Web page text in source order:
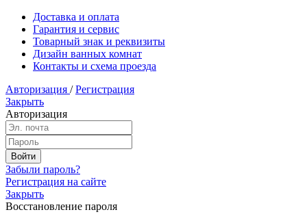
Доставка и оплата
Гарантия и сервис
Товарный знак и реквизиты
Дизайн ванных комнат
Контакты и схема проезда
Авторизация / Регистрация
Закрыть
Авторизация
Забыли пароль?
Регистрация на сайте
Закрыть
Восстановление пароля